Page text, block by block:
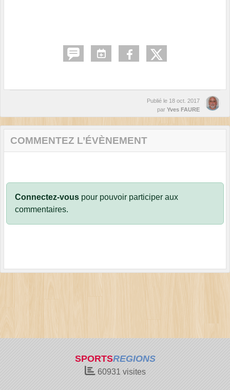
Publié le 18 oct. 2017
par Yves FAURE
COMMENTEZ L’ÉVÈNEMENT
Connectez-vous pour pouvoir participer aux
commentaires.
SPORTSREGIONS
60931 visites